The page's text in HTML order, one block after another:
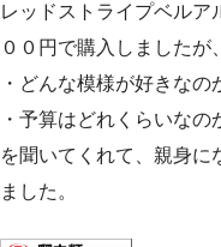
レッドストライプベルア
００円で購入しましたが、
・どんな模様が好きなの
・予算はどれくらいなの
を聞いてくれて、親身に
ました。